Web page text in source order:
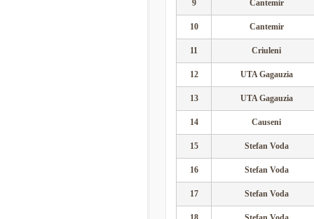
9 Cantemir
10 Cantemir
11 Criuleni
12 UTA Gagauzia
13 UTA Gagauzia
14 Causeni
15 Stefan Voda
16 Stefan Voda
17 Stefan Voda